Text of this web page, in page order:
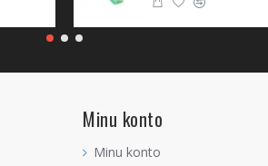
Minu konto
Minu konto